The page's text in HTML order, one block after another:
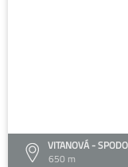
VITANOVÁ -
650 m